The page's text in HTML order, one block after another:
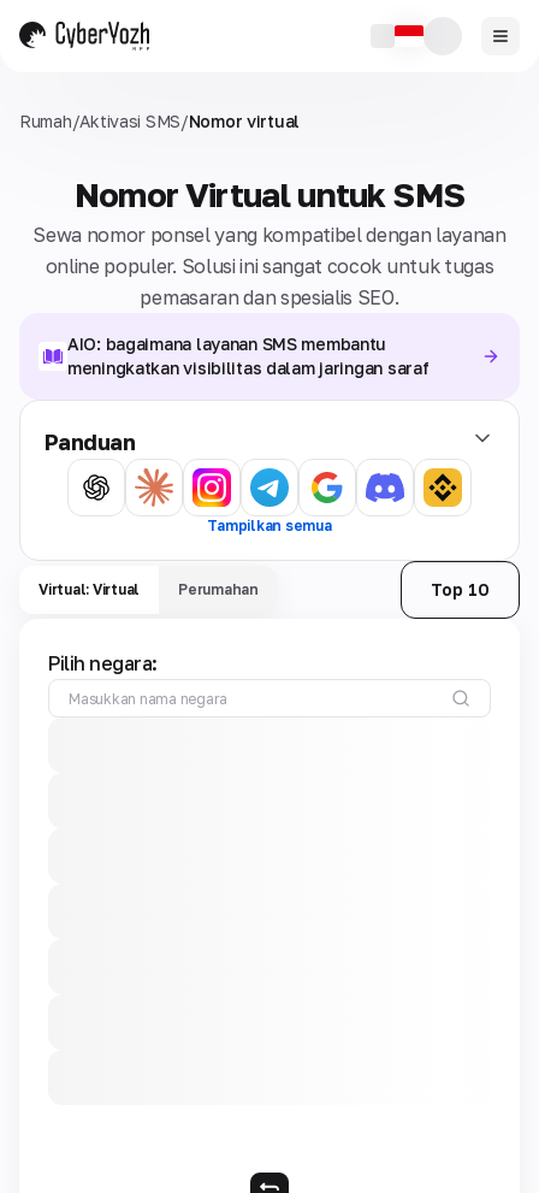
Rumah/Aktivasi SMS/Nomor virtual
Nomor Virtual untuk SMS
Sewa nomor ponsel yang kompatibel dengan layanan
online populer. Solusi ini sangat cocok untuk tugas
pemasaran dan spesialis SEO.
AIO: bagaimana layanan SMS membantu
meningkatkan visibilitas dalam jaringan saraf
Panduan
Tampilkan semua
Virtual: Virtual Perumahan Top 10
Pilih negara: